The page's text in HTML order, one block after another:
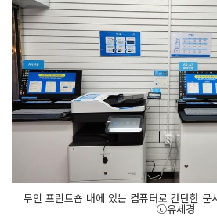
무인 프린트숍 내에 있는 컴퓨터로 간단한 문
ⓒ유세경